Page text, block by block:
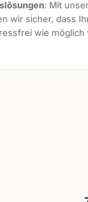
: Mit
wir sicher, dass
wie möglich